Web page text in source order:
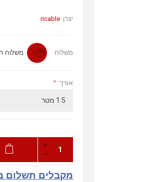
יצרן: ricable
משלוח משלוח
אורך: *
מקבלים תשלום